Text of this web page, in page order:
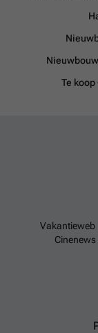
Te koop
Vakantieweb
Cinenews